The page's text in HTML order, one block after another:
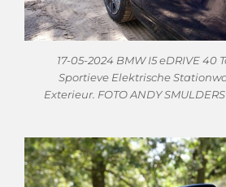
17-05-2024 BMW I5 eDRIVE 40
Sportieve Elektrische
Exterieur. FOTO ANDY